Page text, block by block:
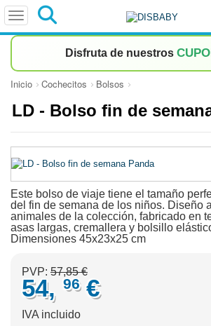
Disfruta de nuestros
Inicio Cochecitos Bolsos
LD - Bolso fin de
Este bolso de viaje tiene el tamaño
del fin de semana de los niños. Diseño
animales de la colección, fabricado en
asas largas, cremallera y bolsillo
Dimensiones 45x23x25 cm
PVP: 57,85 €
54, 96 €
IVA incluido